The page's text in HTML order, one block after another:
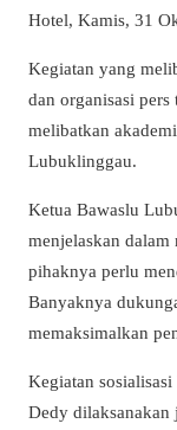
Hotel, Kamis, 31
Kegiatan yang
dan organisasi pers
melibatkan
Lubuklinggau.
Ketua Bawaslu
menjelaskan dalam
pihaknya perlu
Banyaknya
memaksimalkan
Kegiatan
Dedy dilaksanakan